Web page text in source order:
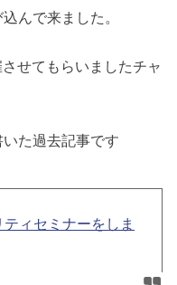
んで来ました。
せてもらいましたチャ
た過去記事です
ティセミナーをしま